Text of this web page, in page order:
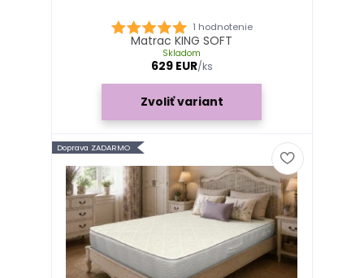
1 hodnotenie
Matrac KING SOFT
629 EUR/ks
Skladom
Zvoliť variant
Doprava ZADARMO